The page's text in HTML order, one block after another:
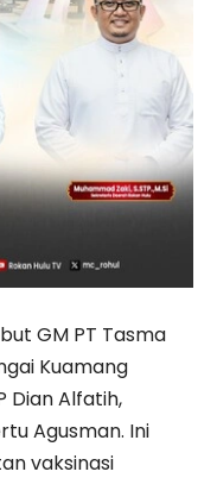
GM PT Tasma
Kuamang
Dian Alfatih,
Agusman. Ini
vaksinasi